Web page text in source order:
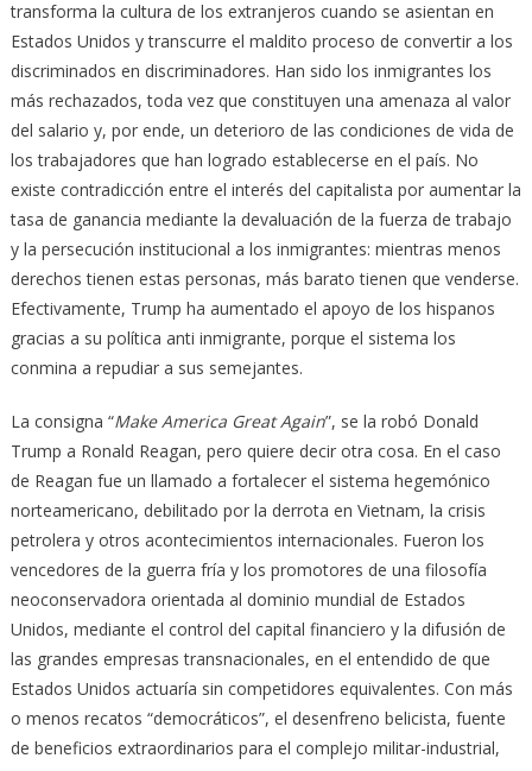
transforma la cultura de los extranjeros cuando se asientan en
Estados Unidos y transcurre el maldito proceso de convertir a los
discriminados en discriminadores. Han sido los inmigrantes los
más rechazados, toda vez que constituyen una amenaza al valor
del salario y, por ende, un deterioro de las condiciones de vida de
los trabajadores que han logrado establecerse en el país. No
existe contradicción entre el interés del capitalista por aumentar la
tasa de ganancia mediante la devaluación de la fuerza de trabajo
y la persecución institucional a los inmigrantes: mientras menos
derechos tienen estas personas, más barato tienen que venderse.
Efectivamente, Trump ha aumentado el apoyo de los hispanos
gracias a su política anti inmigrante, porque el sistema los
conmina a repudiar a sus semejantes.
La consigna “Make America Great Again”, se la robó Donald
Trump a Ronald Reagan, pero quiere decir otra cosa. En el caso
de Reagan fue un llamado a fortalecer el sistema hegemónico
norteamericano, debilitado por la derrota en Vietnam, la crisis
petrolera y otros acontecimientos internacionales. Fueron los
vencedores de la guerra fría y los promotores de una filosofía
neoconservadora orientada al dominio mundial de Estados
Unidos, mediante el control del capital financiero y la difusión de
las grandes empresas transnacionales, en el entendido de que
Estados Unidos actuaría sin competidores equivalentes. Con más
o menos recatos “democráticos”, el desenfreno belicista, fuente
de beneficios extraordinarios para el complejo militar-industrial,